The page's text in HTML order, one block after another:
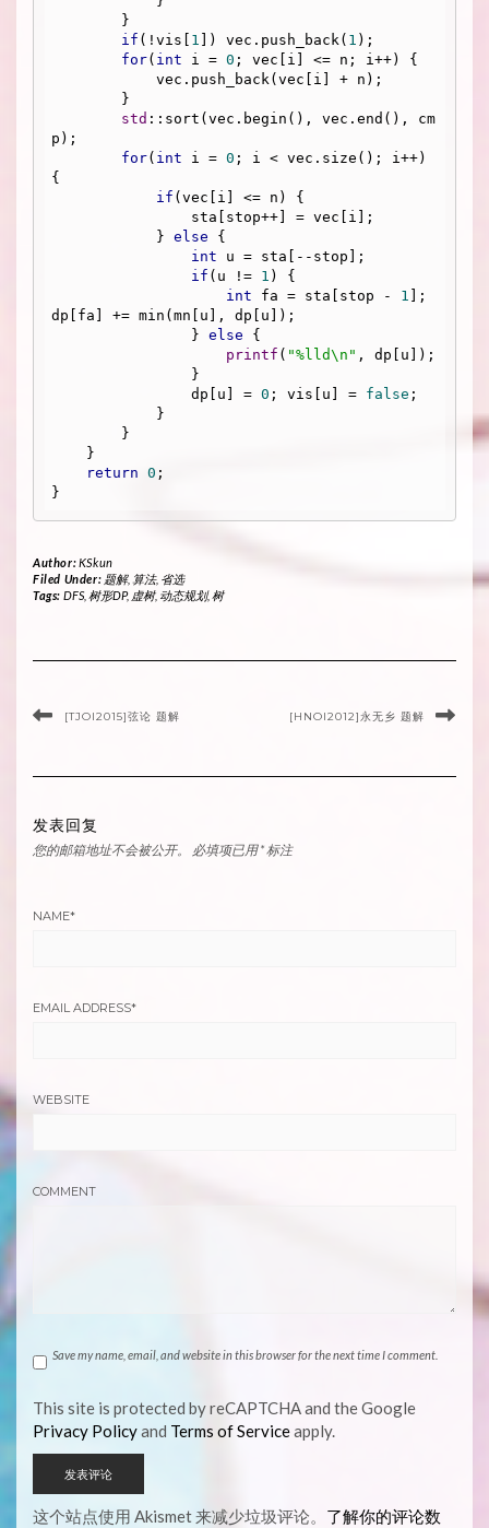
if (!vis[ 1 ]) vec.push_back( 1 );
for( int i = 0 ; vec[i] <= n; i++) {
std ::sort(vec.begin(), vec.end(), cm
p);
for( int i = 0 ; i < vec.size(); i++)
{
if (vec[i] <= n) {
            }
else {
int u = sta[--stop];
if (u != 1 ) {
int fa = sta[stop - 1 ];
dp[fa] += min(mn[u], dp[u]);
                }
else {
printf ( "%lld\n" , dp[u]);
                dp[u] =
0 ; vis[u] = false ;
return 0 ;
Author:KSkun
Filed Under: 题解, 算法, 省选
Tags: DFS, 树形DP, 虚树, 动态规划,树
[TJOI2015]弦论 题解 [HNOI2012]永无乡 题解
发表回复
您的邮箱地址不会被公开。 必填项已用*标注
NAME*
EMAIL ADDRESS*
WEBSITE
COMMENT
Save my name, email, and website in this browser for the next time I comment.
This site is protected by reCAPTCHA and the Google
Privacy Policyand Terms of Serviceapply.
这个站点使用 Akismet 来减少垃圾评论。 了解你的评论数